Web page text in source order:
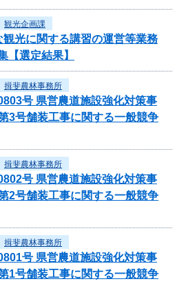
観光企画課
光に関する講習の運営等業務
【選定結果】
揖斐農林事務所
号 県営農道施設強化対策事
3号舗装工事に関する一般競争
揖斐農林事務所
号 県営農道施設強化対策事
2号舗装工事に関する一般競争
揖斐農林事務所
号 県営農道施設強化対策事
1号舗装工事に関する一般競争